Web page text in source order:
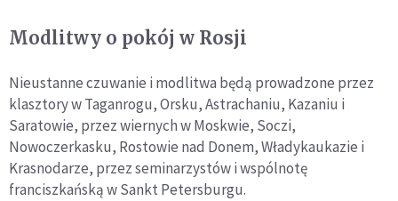
Modlitwy o pokój w Rosji
Nieustanne czuwanie i modlitwa będą prowadzone przez
klasztory w Taganrogu, Orsku, Astrachaniu, Kazaniu i
Saratowie, przez wiernych w Moskwie, Soczi,
Nowoczerkasku, Rostowie nad Donem, Władykaukazie i
Krasnodarze, przez seminarzystów i wspólnotę
franciszkańską w Sankt Petersburgu.